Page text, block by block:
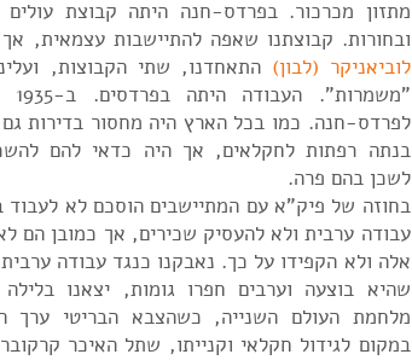
ובחורות. קבוצתנו שאפה להתיישבות עצמאית,
לוביאניקר (לבון) התאחדנו, שתי הקבוצות,
לפרדס-חנה. כמו בכל הארץ היה מחסור בדירות
בנתה רפתות לחקלאים, אך היה כדאי להם
לשכן בהם פרה.
בחוזה של פיק"א עם המתיישבים הוסכם לא
עבודה ערבית ולא להעסיק שכירים, אך כמובן הם
אלה ולא הקפידו על כך. נאבקנו כנגד עבודה
שהיא בוצעה וערבים חפרו גומות, יצאנו
מלחמת העולם השנייה, כשהצבא הבריטי ערך
במקום לגידול חקלאי וקנייתו, שתל האיכר